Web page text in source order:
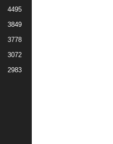
4495
3849
3778
3072
2983